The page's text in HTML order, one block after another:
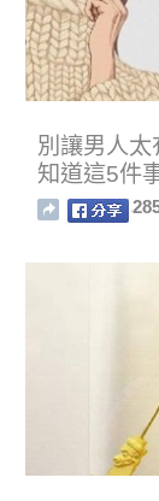
別讓男人
知道這5件